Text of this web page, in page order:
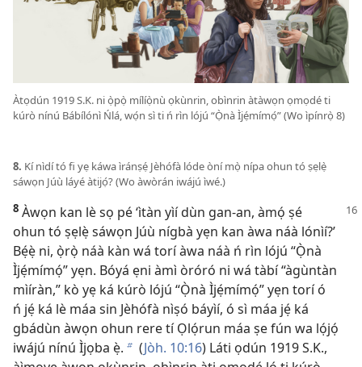
Àtọdún 1919 S.K. ni ọ̀pọ̀ mílíọ̀nù ọkùnrin, obìnrin àtàwọn ọmọdé ti
kúrò nínú Bábílónì Ńlá, wọ́n sì ti ń rìn lójú “Ọ̀nà Ìjẹ́mímọ́” (Wo ìpínrọ̀ 8)
8. Kí nìdí tó fi yẹ káwa ìránṣẹ́ Jèhófà lóde òní mọ̀ nípa ohun tó ṣẹlẹ̀
sáwọn Júù láyé àtijọ́? (Wo àwòrán iwájú ìwé.)
8 Àwọn kan lè sọ pé ‘ìtàn yìí dùn gan-an, àmọ́ ṣé
ohun tó ṣẹlẹ̀ sáwọn Júù nígbà yẹn kan àwa náà lónìí?’
Bẹ́ẹ̀ ni, ọ̀rọ̀ náà kàn wá torí àwa náà ń rìn lójú “Ọ̀nà
Ìjẹ́mímọ́” yẹn. Bóyá ẹni àmì òróró ni wá tàbí “àgùntàn
mìíràn,” kò yẹ ká kúrò lójú “Ọ̀nà Ìjẹ́mímọ́” yẹn torí ó
ń jẹ́ ká lè máa sin Jèhófà nìṣó báyìí, ó sì máa jẹ́ ká
gbádùn àwọn ohun rere tí Ọlọ́run máa ṣe fún wa lọ́jọ́
iwájú nínú Ìjọba ẹ̀. b (Jòh. 10:16) Láti ọdún 1919 S.K.,